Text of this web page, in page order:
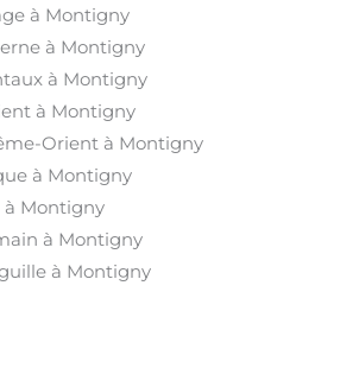
à Montigny
à Montigny
à Montigny
à Montigny
Orient à Montigny
à Montigny
à Montigny
à Montigny
à Montigny